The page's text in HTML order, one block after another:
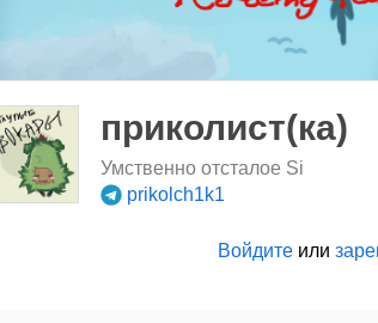
приколист(ка)
Умственно отсталое Si
prikolch1k1
Войдите или